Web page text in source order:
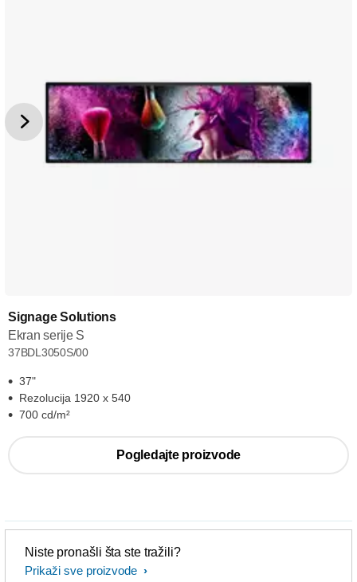
Signage Solutions
Ekran serije S
37BDL3050S/00
37"
Rezolucija 1920 x 540
700 cd/m²
Pogledajte proizvode
Niste pronašli šta ste tražili?
Prikaži sve proizvode